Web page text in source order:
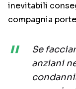
inevitabili
compagnia
Se
anziani